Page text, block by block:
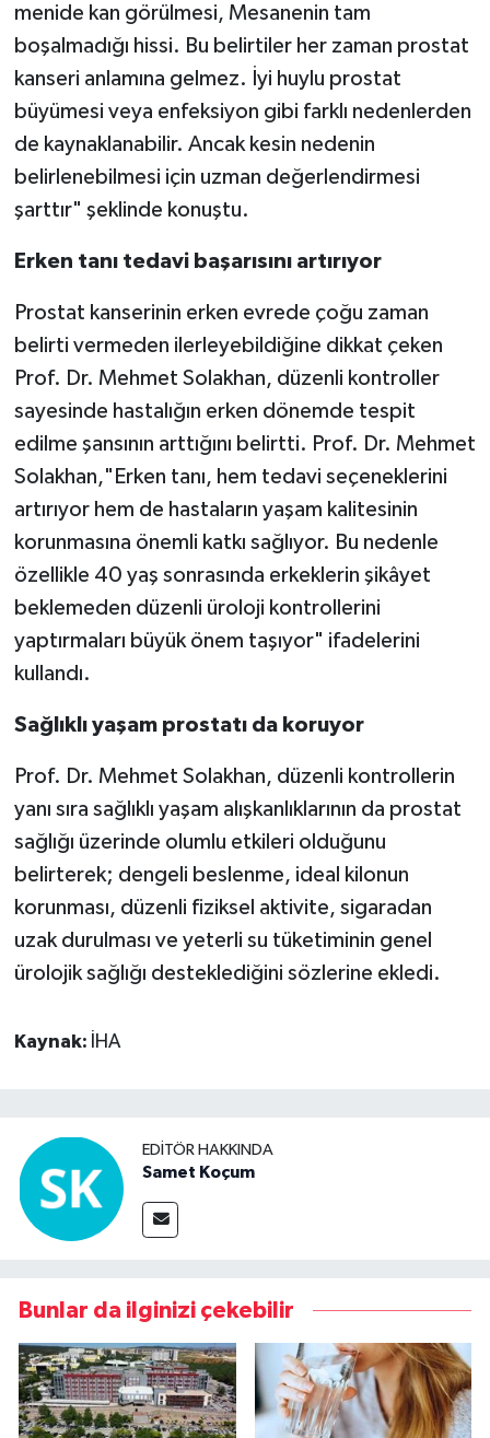
menide kan görülmesi, Mesanenin tam
boşalmadığı hissi. Bu belirtiler her zaman prostat
kanseri anlamına gelmez. İyi huylu prostat
büyümesi veya enfeksiyon gibi farklı nedenlerden
de kaynaklanabilir. Ancak kesin nedenin
belirlenebilmesi için uzman değerlendirmesi
şarttır" şeklinde konuştu.
Erken tanı tedavi başarısını artırıyor
Prostat kanserinin erken evrede çoğu zaman
belirti vermeden ilerleyebildiğine dikkat çeken
Prof. Dr. Mehmet Solakhan, düzenli kontroller
sayesinde hastalığın erken dönemde tespit
edilme şansının arttığını belirtti. Prof. Dr. Mehmet
Solakhan,"Erken tanı, hem tedavi seçeneklerini
artırıyor hem de hastaların yaşam kalitesinin
korunmasına önemli katkı sağlıyor. Bu nedenle
özellikle 40 yaş sonrasında erkeklerin şikâyet
beklemeden düzenli üroloji kontrollerini
yaptırmaları büyük önem taşıyor" ifadelerini
kullandı.
Sağlıklı yaşam prostatı da koruyor
Prof. Dr. Mehmet Solakhan, düzenli kontrollerin
yanı sıra sağlıklı yaşam alışkanlıklarının da prostat
sağlığı üzerinde olumlu etkileri olduğunu
belirterek; dengeli beslenme, ideal kilonun
korunması, düzenli fiziksel aktivite, sigaradan
uzak durulması ve yeterli su tüketiminin genel
ürolojik sağlığı desteklediğini sözlerine ekledi.
Kaynak: İHA
EDITÖR HAKKINDA
Samet Koçum
Bunlar da ilginizi çekebilir